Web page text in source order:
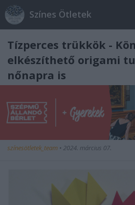
Színes Ötletek
Tízperces trükkök -
elkészíthető origami
nőnapra is
színesötletek_team • 2024. március 07.